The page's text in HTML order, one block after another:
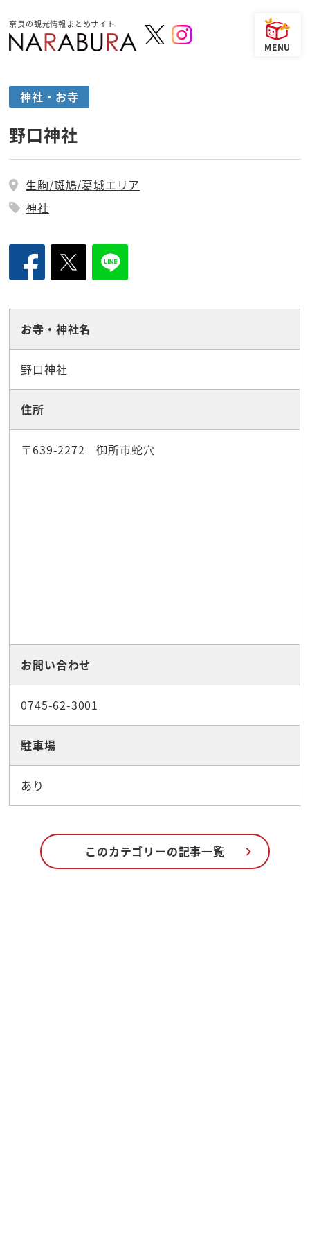
奈良の観光情報まとめサイト
神社・お寺
野口神社
生駒/斑鳩/葛城エリア
神社
お寺・神社名
野口神社
住所
〒639-2272 御所市蛇穴
お問い合わせ
0745-62-3001
駐車場
あり
このカテゴリーの記事一覧